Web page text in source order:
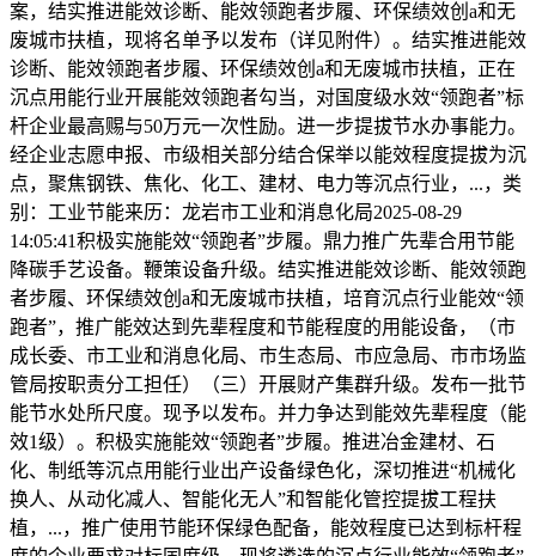
案，结实推进能效诊断、能效领跑者步履、环保绩效创a和无
废城市扶植，现将名单予以发布（详见附件）。结实推进能效
诊断、能效领跑者步履、环保绩效创a和无废城市扶植，正在
沉点用能行业开展能效领跑者勾当，对国度级水效“领跑者”标
杆企业最高赐与50万元一次性励。进一步提拔节水办事能力。
经企业志愿申报、市级相关部分结合保举以能效程度提拔为沉
点，聚焦钢铁、焦化、化工、建材、电力等沉点行业，...，类
别：工业节能来历：龙岩市工业和消息化局2025-08-29
14:05:41积极实施能效“领跑者”步履。鼎力推广先辈合用节能
降碳手艺设备。鞭策设备升级。结实推进能效诊断、能效领跑
者步履、环保绩效创a和无废城市扶植，培育沉点行业能效“领
跑者”，推广能效达到先辈程度和节能程度的用能设备，（市
成长委、市工业和消息化局、市生态局、市应急局、市市场监
管局按职责分工担任）（三）开展财产集群升级。发布一批节
能节水处所尺度。现予以发布。并力争达到能效先辈程度（能
效1级）。积极实施能效“领跑者”步履。推进冶金建材、石
化、制纸等沉点用能行业出产设备绿色化，深切推进“机械化
换人、从动化减人、智能化无人”和智能化管控提拔工程扶
植，...，推广使用节能环保绿色配备，能效程度已达到标杆程